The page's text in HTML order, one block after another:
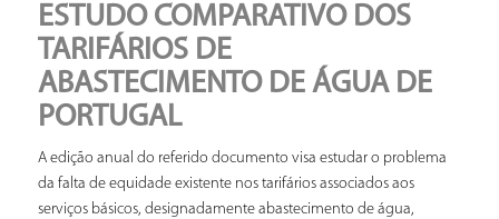
ESTUDO COMPARATIVO DOS
TARIFÁRIOS DE
ABASTECIMENTO DE ÁGUA DE
PORTUGAL
A edição anual do referido documento visa estudar o problema
da falta de equidade existente nos tarifários associados aos
serviços básicos, designadamente abastecimento de água,